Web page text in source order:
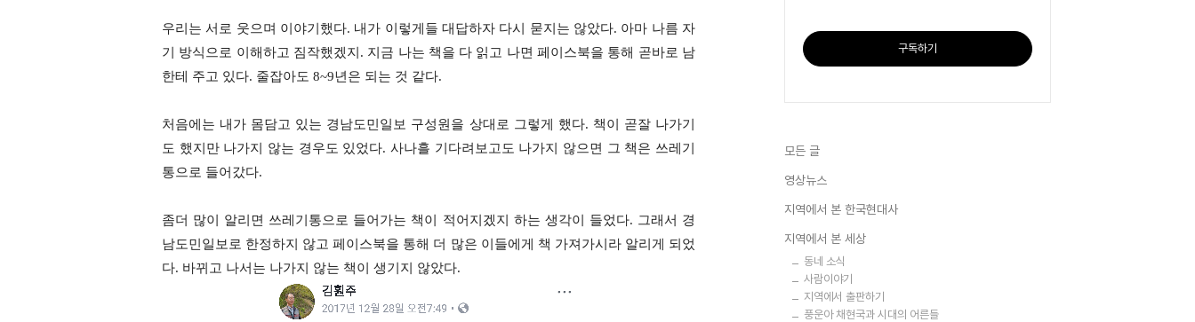
우리는 서로 웃으며 이야기했다. 내가 이렇게들 대답하자 다시 묻지는 않았다. 아마 나름 자
기 방식으로 이해하고 짐작했겠지 . 지금 나는 책을 다 읽고 나면 페이스북을 통해 곧바로 남
한테 주고 있다. 줄잡아도 8~9년은 되는 것 같다.
처음에는 내가 몸담고 있는 경남도민일보 구성원을 상대로 그렇게 했다. 책이 곧잘 나가기
도 했지만 나가지 않는 경우도 있었다.사나흘 기다려보고도 나가지 않으면 그 책은 쓰레기
통으로 들어갔다.
좀더 많이 알리면 쓰레기통으로 들어가는 책이 적어지겠지 하는 생각이 들었다. 그래서 경
남도민일보로 한정하지 않고 페이스북을 통해 더 많은 이들에게 책 가져가시라 알리게 되었
다. 바뀌고 나서는 나가지 않는 책이 생기지 않았다.
구독하기
모든 글
영상뉴스
지역에서 본 한국현대사
지역에서 본 세상
동네 소식
사람이야기
지역에서 출판하기
풍운아 채현국과 시대의 어른들